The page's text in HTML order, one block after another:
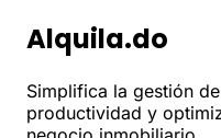
Alquila.do
Simplifica la gestión
productividad y